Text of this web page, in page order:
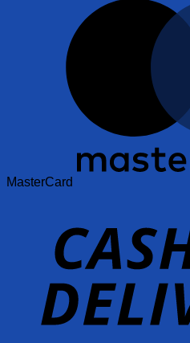
MasterCard